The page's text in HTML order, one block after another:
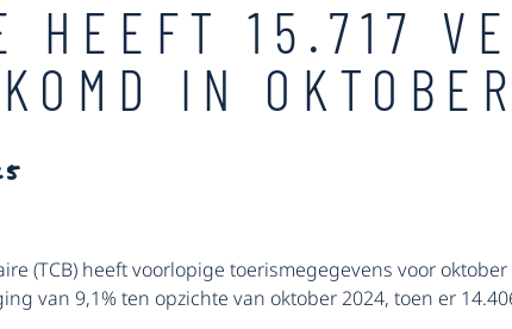
HEEFT 15.717
IN
(TCB) heeft voorlopige toerismegegevens voor
van 9,1% ten opzichte van oktober 2024, toen er